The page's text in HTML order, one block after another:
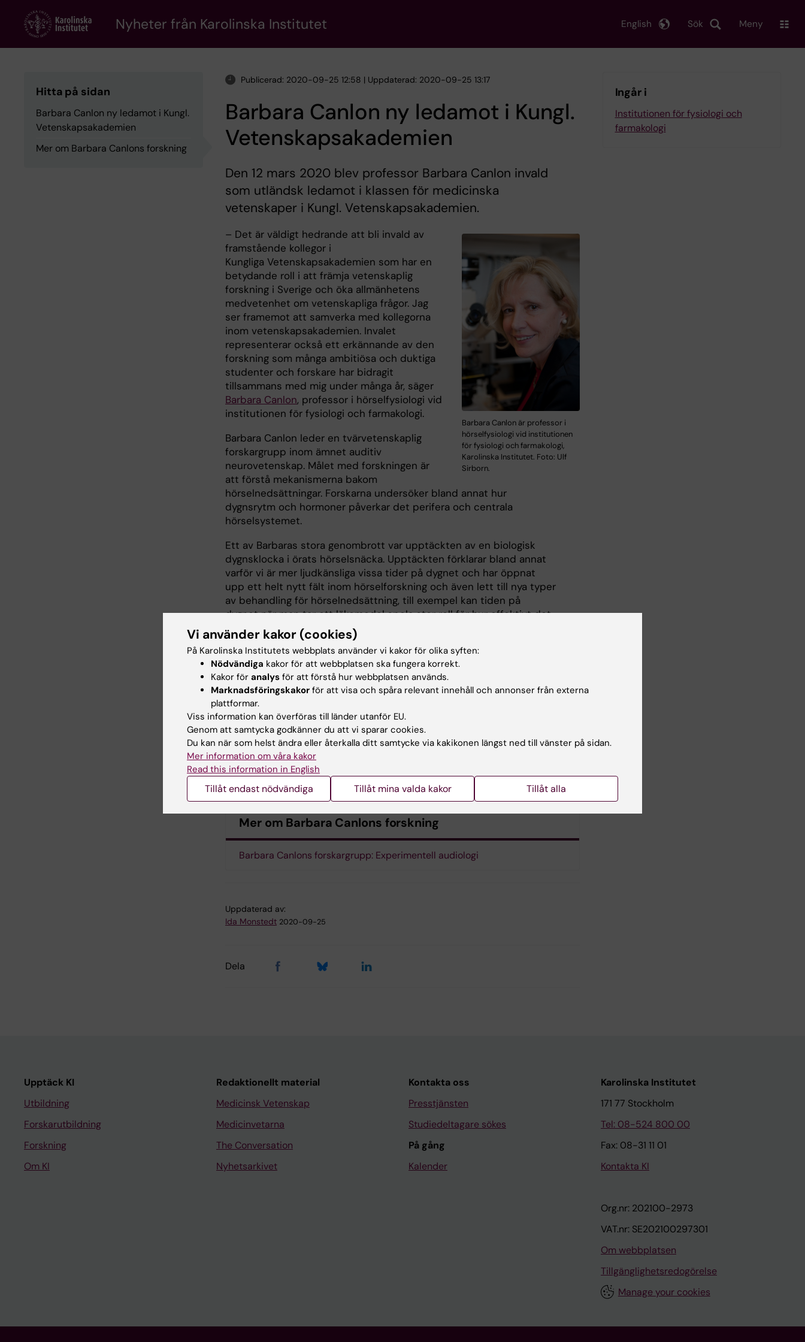
content
Nyheter från Karolinska Institutet Sök
English Meny
Hitta på sidan
Barbara Canlon ny ledamot i Kungl.
Vetenskapsakademien
Mer om Barbara Canlons forskning
Publicerad: 2020-09-25 12:58 | Uppdaterad: 2020-09-25 13:17
Barbara Canlon ny ledamot i Kungl.
Vetenskapsakademien
Den 12 mars 2020 blev professor Barbara Canlon invald
som utländsk ledamot i klassen för medicinska
vetenskaper i Kungl. Vetenskapsakademien.
Barbara Canlon är professor i
hörselfysiologi vid institutionen
för fysiologi och farmakologi,
Karolinska Institutet. Foto: Ulf
Sirborn.
– Det är väldigt hedrande att bli invald av
framstående kollegor i
Kungliga Vetenskapsakademien som har en
betydande roll i att främja vetenskaplig
forskning i Sverige och öka allmänhetens
medvetenhet om vetenskapliga frågor. Jag
ser framemot att samverka med kollegorna
inom vetenskapsakademien. Invalet
representerar också ett erkännande av den
forskning som många ambitiösa och duktiga
studenter och forskare har bidragit
tillsammans med mig under många år, säger
Barbara Canlon, professor i hörselfysiologi vid
institutionen för fysiologi och farmakologi.
Barbara Canlon leder en tvärvetenskaplig
forskargrupp inom ämnet auditiv
neurovetenskap. Målet med forskningen är
att förstå mekanismerna bakom
hörselnedsättningar. Forskarna undersöker bland annat hur
dygnsrytm och hormoner påverkar det perifera och centrala
hörselsystemet.
Ett av Barbaras stora genombrott var upptäckten av en biologisk
dygnsklocka i örats hörselsnäcka. Upptäckten förklarar bland annat
varför vi är mer ljudkänsliga vissa tider på dygnet och har öppnat
upp ett helt nytt fält inom hörselforskning och även lett till nya typer
av behandling för hörselnedsättning, till exempel kan tiden på
dygnet när man tar ett läkemedel spela stor roll för hur effektivt det
är. Metoder för kronofarmakologi syftar till att optimera
läkemedelsbehandling genom att välja lämplig tidpunkt för
läkemedelsadministrering, vilket är förknippat med maximal effekt
och minimala biverkningar.
Barbara Canlon har nyligen även tilldelats Knowles-priset från
Northwestern University. Priset tilldelas de som har gjort enastående
bidrag till forskning för förebyggande, diagnos eller behandling av
hörselnedsättningar. Hon är också chefredaktör för den
vetenskapliga tidskriftenHearing researchoch sitter som medlem i
en rad olika forskningsråd i Storbritannien, Tyskland, Nederländerna,
Sverige och USA.
Mer om Barbara Canlons forskning
Barbara Canlons forskargrupp: Experimentell audiologi
Uppdaterad av:
Ida Monstedt 2020-09-25
Dela
Ingår i
Institutionen för fysiologi och
farmakologi
Upptäck KI
Utbildning
Forskarutbildning
Forskning
Om KI
Redaktionellt material
Medicinsk Vetenskap
Medicinvetarna
The Conversation
Nyhetsarkivet
Kontakta oss
Presstjänsten
Studiedeltagare sökes
På gång
Kalender
Karolinska Institutet
171 77 Stockholm
Tel: 08-524 800 00
Fax: 08-31 11 01
Kontakta KI
Org.nr: 202100-2973
VAT.nr: SE202100297301
Om webbplatsen
Tillgänglighetsredogörelse
Manage your cookies
Vi använder kakor (cookies)
På Karolinska Institutets webbplats använder vi kakor för olika syften:
Nödvändiga kakor för att webbplatsen ska fungera korrekt.
Kakor för analys för att förstå hur webbplatsen används.
Marknadsföringskakor för att visa och spåra relevant innehåll och annonser från externa
plattformar.
Viss information kan överföras till länder utanför EU.
Genom att samtycka godkänner du att vi sparar cookies.
Du kan när som helst ändra eller återkalla ditt samtycke via kakikonen längst ned till vänster på sidan.
Mer information om våra kakor
Read this information in English
Tillåt endast nödvändiga Tillåt mina valda kakor Tillåt alla